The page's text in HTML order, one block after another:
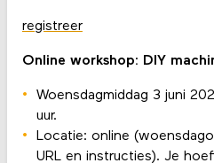
registreer
Online workshop: DIY
Woensdagmiddag 3 juni
uur.
Locatie: online
URL en instructies). Je